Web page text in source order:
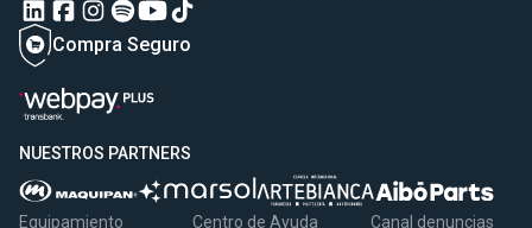
Compra Seguro
NUESTROS PARTNERS
Equipamiento Centro de Ayuda Canal denuncias